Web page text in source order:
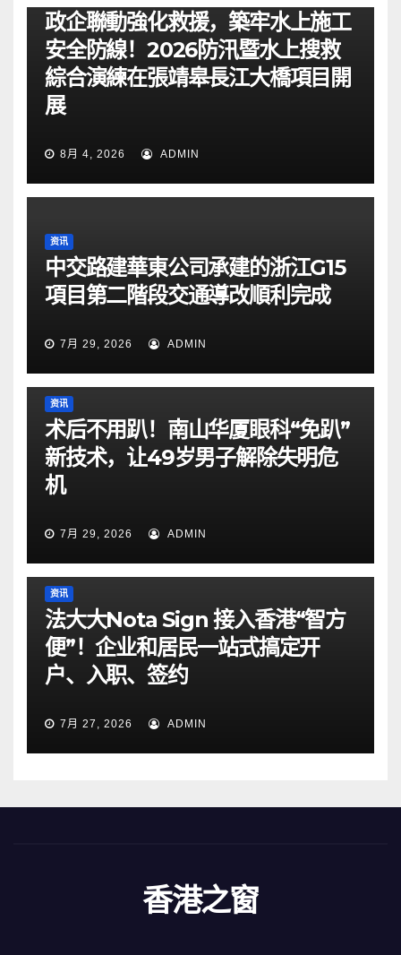
政企聯動強化救援，築牢水上施工
安全防線！2026防汛暨水上搜救
綜合演練在張靖皋長江大橋項目開
展
8月 4, 2026 ADMIN
资讯
中交路建華東公司承建的浙江G15
項目第二階段交通導改順利完成
7月 29, 2026 ADMIN
资讯
术后不用趴！南山华厦眼科“免趴”
新技术，让49岁男子解除失明危
机
7月 29, 2026 ADMIN
资讯
法大大Nota Sign 接入香港“智方
便”！企业和居民一站式搞定开
户、入职、签约
7月 27, 2026 ADMIN
香港之窗